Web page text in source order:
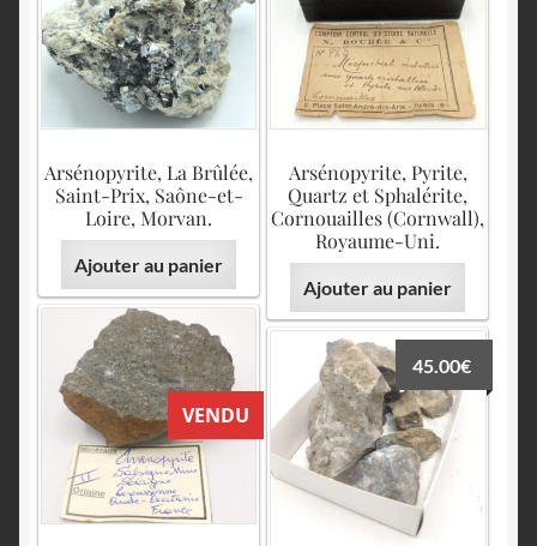
Arsénopyrite, La Brûlée,
Saint-Prix, Saône-et-
Loire, Morvan.
Ajouter au panier
Arsénopyrite, Pyrite,
Quartz et Sphalérite,
Cornouailles (Cornwall),
Royaume-Uni.
Ajouter au panier
VENDU
45.00€